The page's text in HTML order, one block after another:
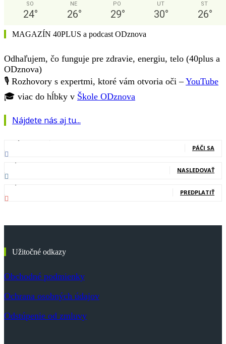
SO
24°
NE
26°
PO
29°
UT
30°
ST
26°
MAGAZÍN 40PLUS a podcast ODznova
Odhaľujem, čo funguje pre zdravie, energiu, telo (40plus a
ODznova)
🎙️ Rozhovory s expertmi, ktoré vám otvoria oči –YouTube
🎓 viac do hĺbky v Škole ODznova
Nájdete nás aj tu...
PÁČI SA
NASLEDOVAŤ
PREDPLATIŤ
Užitočné odkazy
Obchodné podmienky
Ochrana osobných údajov
Odstúpenie od zmluvy